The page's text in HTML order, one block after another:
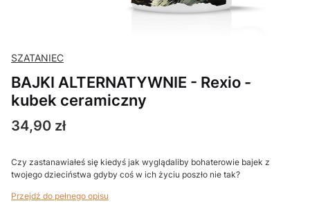
SZATANIEC
BAJKI ALTERNATYWNIE - Rexio -
kubek ceramiczny
Cena
34,90 zł
Czy zastanawiałeś się kiedyś jak wyglądaliby bohaterowie bajek z
twojego dzieciństwa gdyby coś w ich życiu poszło nie tak?
Przejdź do pełnego opisu